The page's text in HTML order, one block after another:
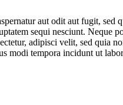
aut odit aut fugit, sed
sequi nesciunt. Neque
adipisci velit, sed quia
modi tempora incidunt ut